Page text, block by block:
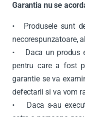
Garantia nu se
• Produsele sunt
necorespunzatoare,
• Daca un produs
pentru care a fost
garantie se va
defectarii si va vom
• Daca s-au